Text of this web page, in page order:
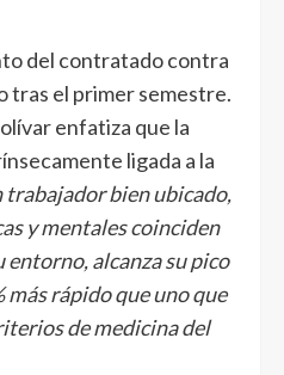
del contratado contra
tras el primer semestre.
enfatiza que la
ligada a la
trabajador bien ubicado,
y mentales coinciden
entorno, alcanza su pico
rápido que uno que
de medicina del